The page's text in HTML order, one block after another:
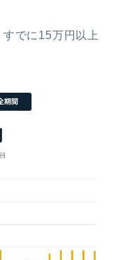
でに15万円以上